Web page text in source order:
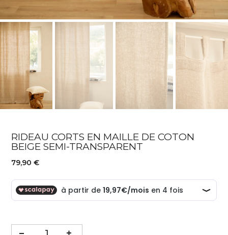
RIDEAU CORTS EN MAILLE DE COTON
BEIGE SEMI-TRANSPARENT
79,90 €